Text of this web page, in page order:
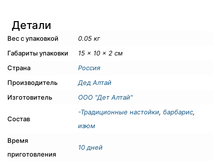
Детали
Вес с упаковкой
0.05 кг
Габариты упаковки
15 × 10 × 2 см
Страна
Россия
Производитель
Дед Алтай
Изготовитель
ООО "Дет Алтай"
Состав
-Традиционные настойки, барбарис,
изюм
Время
приготовления
10 дней